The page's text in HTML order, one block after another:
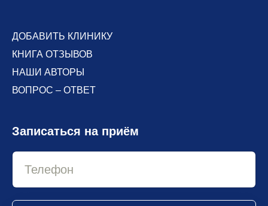
ДОБАВИТЬ КЛИНИКУ
КНИГА ОТЗЫВОВ
НАШИ АВТОРЫ
ВОПРОС – ОТВЕТ
Записаться на приём